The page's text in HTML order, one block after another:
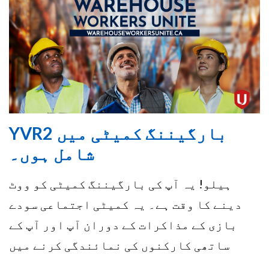
YVR2 بارگیننگ کمیٹی میں
شامل ہوں۔
ہیلو! یہ آپ کی بارگیننگ کمیٹی کو ووٹ
دینے کا وقت ہے۔ یہ کمیٹی اجتماعی سودے
بازی کے مذاکرات کے دوران آپ اور آپ کے
ساتھی کارکنوں کی نمائندگی کرنے میں